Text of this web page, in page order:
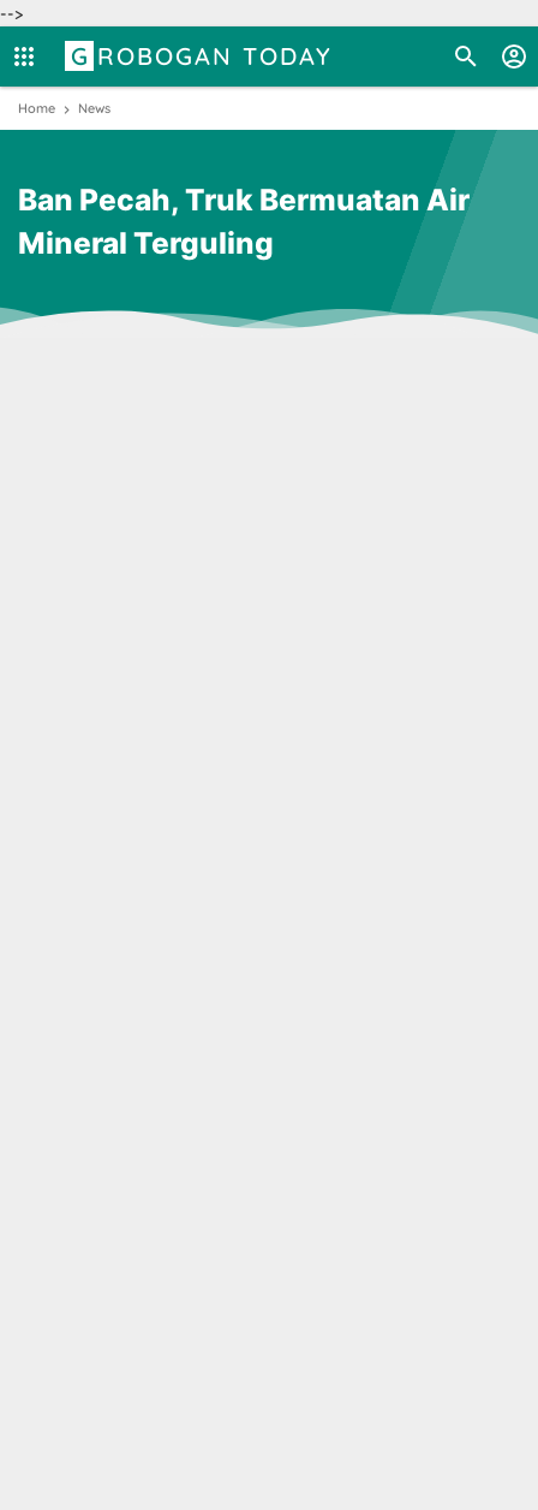
-->
GROBOGAN TODAY
Home News
Ban Pecah, Truk Bermuatan Air
Mineral Terguling